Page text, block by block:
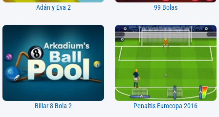
Adán y Eva 2 99 Bolas
Billar 8 Bola 2 Penaltis Eurocopa 2016